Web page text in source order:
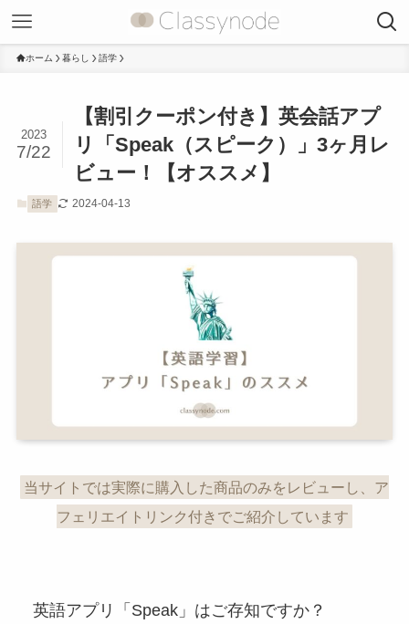
ホーム 暮らし 語学
【割引クーポン付き】英会話アプ
リ「Speak（スピーク）」3ヶ月レ
ビュー！【オススメ】
2023
7/22
語学 2024-04-13
当サイトでは実際に購入した商品のみをレビューし、ア
フェリエイトリンク付きでご紹介しています
英語アプリ「Speak」はご存知ですか？